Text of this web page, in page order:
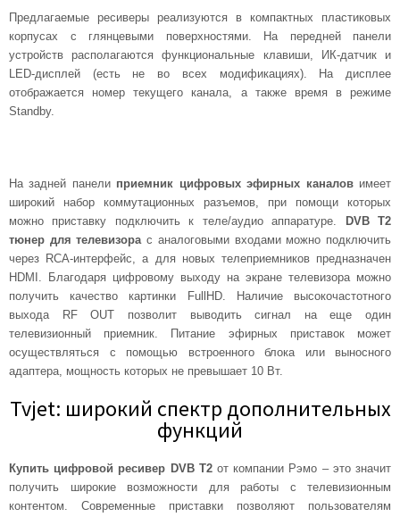
Предлагаемые ресиверы реализуются в компактных пластиковых
корпусах с глянцевыми поверхностями. На передней панели
устройств располагаются функциональные клавиши, ИК-датчик и
LED-дисплей (есть не во всех модификациях). На дисплее
отображается номер текущего канала, а также время в режиме
Standby.
На задней панели приемник цифровых эфирных каналовимеет
широкий набор коммутационных разъемов, при помощи которых
можно приставку подключить к теле/аудио аппаратуре.
DVB T2
тюнер для телевизорас аналоговыми входами можно подключить
через RCA-интерфейс, а для новых телеприемников предназначен
HDMI. Благодаря цифровому выходу на экране телевизора можно
получить качество картинки FullHD. Наличие высокочастотного
выхода RF OUT позволит выводить сигнал на еще один
телевизионный приемник. Питание эфирных приставок может
осуществляться с помощью встроенного блока или выносного
адаптера, мощность которых не превышает 10 Вт.
Tvjet: широкий спектр дополнительных
функций
Купить цифровой ресивер DVB T2от компании Рэмо – это значит
получить широкие возможности для работы с телевизионным
контентом. Современные приставки позволяют пользователям